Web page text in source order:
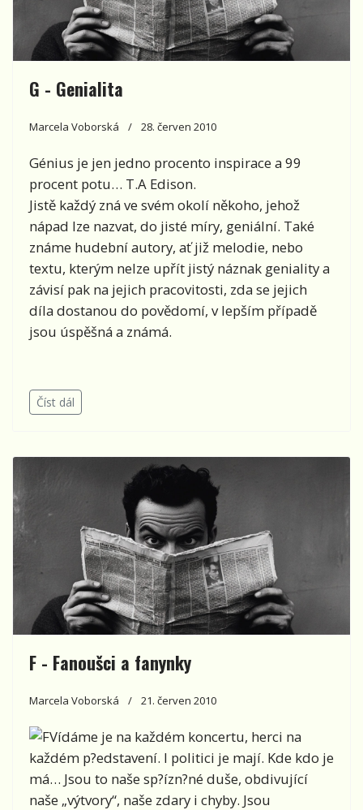
G - Genialita
Marcela Voborská 28. červen 2010
Génius je jen jedno procento inspirace a 99
procent potu… T.A Edison.
Jistě každý zná ve svém okolí někoho, jehož
nápad lze nazvat, do jisté míry, geniální. Také
známe hudební autory, ať již melodie, nebo
textu, kterým nelze upřít jistý náznak geniality a
závisí pak na jejich pracovitosti, zda se jejich
díla dostanou do povědomí, v lepším případě
jsou úspěšná a známá.
Číst dál
F - Fanoušci a fanynky
Marcela Voborská 21. červen 2010
Vídáme je na každém koncertu, herci na
každém p?edstavení. I politici je mají. Kde kdo je
má… Jsou to naše sp?ízn?né duše, obdivující
naše „výtvory“, naše zdary i chyby. Jsou